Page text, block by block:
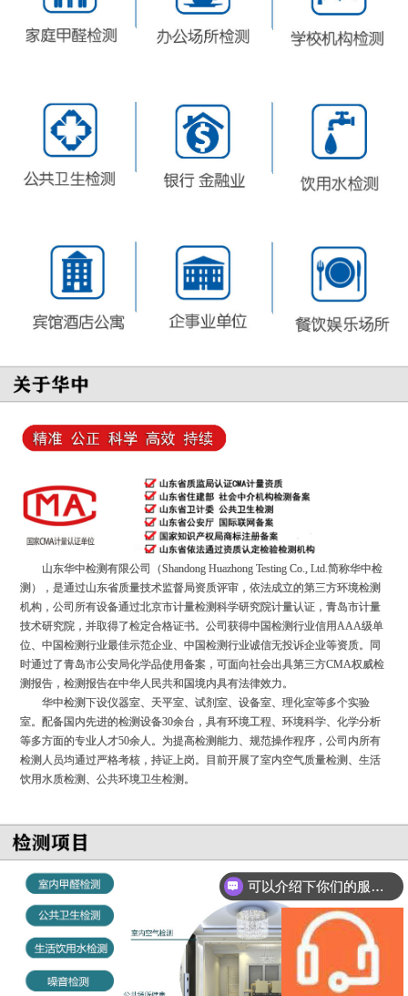
山东华中检测有限公司（Shandong Huazhong Testing Co., Ltd.简称华中检
测），是通过山东省质量技术监督局资质评审，依法成立的第三方环境检测
机构，公司所有设备通过北京市计量检测科学研究院计量认证，青岛市计量
技术研究院，并取得了检定合格证书。公司获得中国检测行业信用AAA级单
位、中国检测行业最佳示范企业、中国检测行业诚信无投诉企业等资质。同
时通过了青岛市公安局化学品使用备案，可面向社会出具第三方CMA权威检
测报告，检测报告在中华人民共和国境内具有法律效力。
华中检测下设仪器室、天平室、试剂室、设备室、理化室等多个实验
室。配备国内先进的检测设备30余台，具有环境工程、环境科学、化学分析
等多方面的专业人才50余人。为提高检测能力、规范操作程序，公司内所有
检测人员均通过严格考核，持证上岗。目前开展了室内空气质量检测、生活
饮用水质检测、公共环境卫生检测。
可以介绍下你们的服务吗？